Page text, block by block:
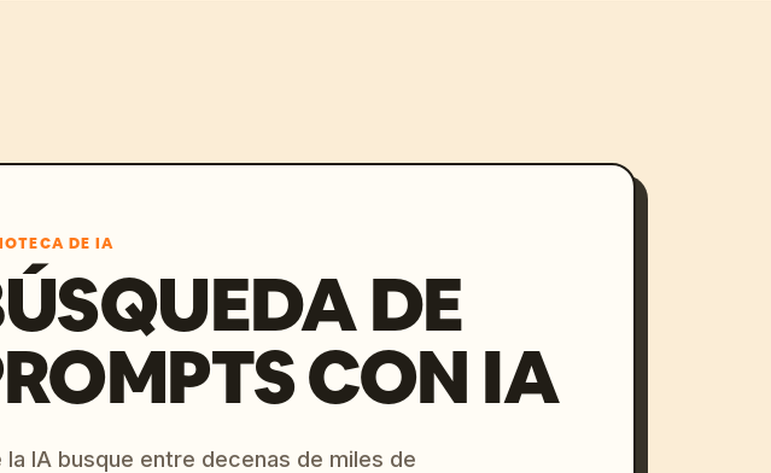
DE IA
DE
CON IA
la IA busque entre decenas de miles de